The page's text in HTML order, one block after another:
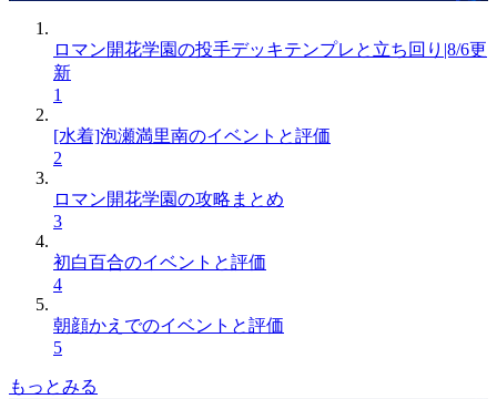
ロマン開花学園の投手デッキテンプレと立ち回り|8/6更
新
1
[水着]泡瀬満里南のイベントと評価
2
ロマン開花学園の攻略まとめ
3
初白百合のイベントと評価
4
朝顔かえでのイベントと評価
5
もっとみる